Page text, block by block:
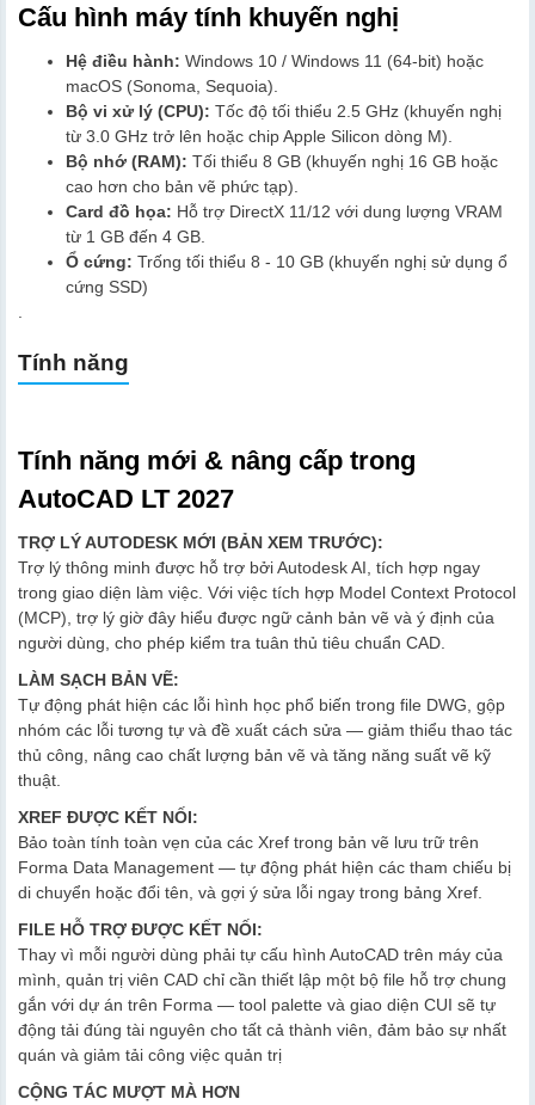
Cấu hình máy tính khuyến nghị
Hệ điều hành: Windows 10 / Windows 11 (64-bit) hoặc
macOS (Sonoma, Sequoia).
Bộ vi xử lý (CPU): Tốc độ tối thiểu 2.5 GHz (khuyến nghị
từ 3.0 GHz trở lên hoặc chip Apple Silicon dòng M).
Bộ nhớ (RAM): Tối thiểu 8 GB (khuyến nghị 16 GB hoặc
cao hơn cho bản vẽ phức tạp).
Card đồ họa: Hỗ trợ DirectX 11/12 với dung lượng VRAM
từ 1 GB đến 4 GB.
Ổ cứng: Trống tối thiểu 8 - 10 GB (khuyến nghị sử dụng ổ
cứng SSD)
Tính năng
Tính năng mới & nâng cấp trong
AutoCAD LT 2027
TRỢ LÝ AUTODESK MỚI (BẢN XEM TRƯỚC):
Trợ lý thông minh được hỗ trợ bởi Autodesk AI, tích hợp ngay
trong giao diện làm việc. Với việc tích hợp Model Context Protocol
(MCP), trợ lý giờ đây hiểu được ngữ cảnh bản vẽ và ý định của
người dùng, cho phép kiểm tra tuân thủ tiêu chuẩn CAD.
LÀM SẠCH BẢN VẼ:
Tự động phát hiện các lỗi hình học phổ biến trong file DWG, gộp
nhóm các lỗi tương tự và đề xuất cách sửa — giảm thiểu thao tác
thủ công, nâng cao chất lượng bản vẽ và tăng năng suất vẽ kỹ
thuật.
XREF ĐƯỢC KẾT NỐI:
Bảo toàn tính toàn vẹn của các Xref trong bản vẽ lưu trữ trên
Forma Data Management — tự động phát hiện các tham chiếu bị
di chuyển hoặc đổi tên, và gợi ý sửa lỗi ngay trong bảng Xref.
FILE HỖ TRỢ ĐƯỢC KẾT NỐI:
Thay vì mỗi người dùng phải tự cấu hình AutoCAD trên máy của
mình, quản trị viên CAD chỉ cần thiết lập một bộ file hỗ trợ chung
gắn với dự án trên Forma — tool palette và giao diện CUI sẽ tự
động tải đúng tài nguyên cho tất cả thành viên, đảm bảo sự nhất
quán và giảm tải công việc quản trị
CỘNG TÁC MƯỢT MÀ HƠN